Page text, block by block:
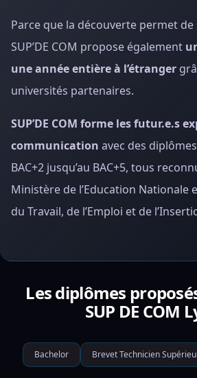
Parce que la découverte permet de
SUP’DE COM propose également
une année entière à l’étranger
universités partenaires.
SUP’DE COM forme lesfutur.e.s
communication avec des
BAC+2 jusqu’au BAC+5, tous
Ministère de l’Education Nationale
du Travail, de l’Emploi et de
Les diplômes
SUP DE COM
Bachelor Brevet Technicien